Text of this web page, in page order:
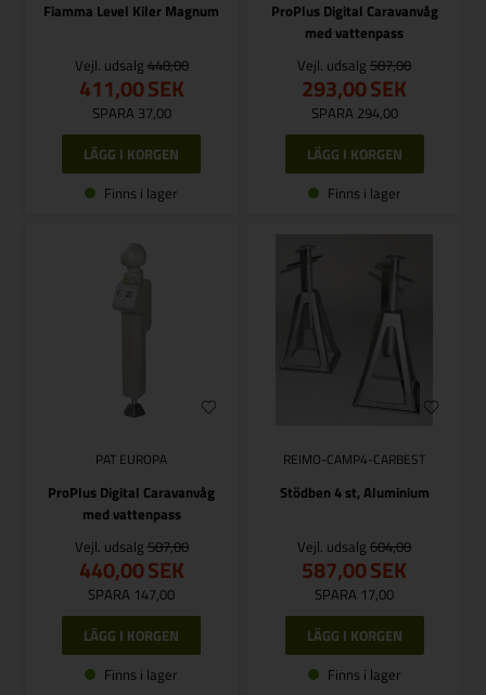
Fiamma Level Kiler Magnum
Vejl. udsalg 448,00
411,00SEK
SPARA 37,00
Finns i lager
ProPlus Digital Caravanvåg
med vattenpass
Vejl. udsalg587,00
293,00SEK
SPARA 294,00
Finns i lager
PAT EUROPA
ProPlus Digital Caravanvåg
med vattenpass
Vejl. udsalg 587,00
440,00SEK
SPARA 147,00
Finns i lager
REIMO-CAMP4-CARBEST
Stödben 4 st, Aluminium
Vejl. udsalg604,00
587,00SEK
SPARA 17,00
Finns i lager